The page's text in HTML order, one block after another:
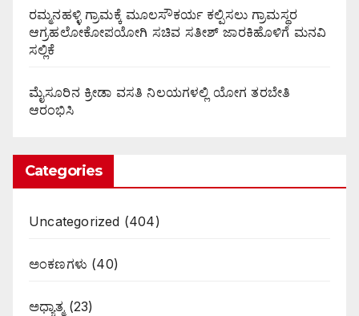
ರಮ್ಮನಹಳ್ಳಿ ಗ್ರಾಮಕ್ಕೆ ಮೂಲಸೌಕರ್ಯ ಕಲ್ಪಿಸಲು ಗ್ರಾಮಸ್ಥರ
ಆಗ್ರಹಲೋಕೋಪಯೋಗಿ ಸಚಿವ ಸತೀಶ್ ಜಾರಕಿಹೊಳಿಗೆ ಮನವಿ
ಸಲ್ಲಿಕೆ
ಮೈಸೂರಿನ ಕ್ರೀಡಾ ವಸತಿ ನಿಲಯಗಳಲ್ಲಿ ಯೋಗ ತರಬೇತಿ
ಆರಂಭಿಸಿ
Categories
Uncategorized (404)
ಅಂಕಣಗಳು (40)
ಅಧ್ಯಾತ್ಮ(23)